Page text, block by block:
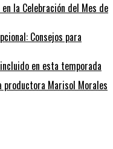
la Celebración del Mes de
Consejos para
en esta temporada
productora Marisol Morales